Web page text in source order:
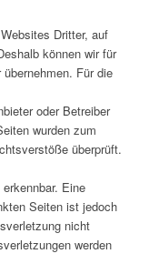
Dritter, auf
können wir für
Für die
oder Betreiber
wurden zum
überprüft.
Eine
Seiten ist jedoch
nicht
werden